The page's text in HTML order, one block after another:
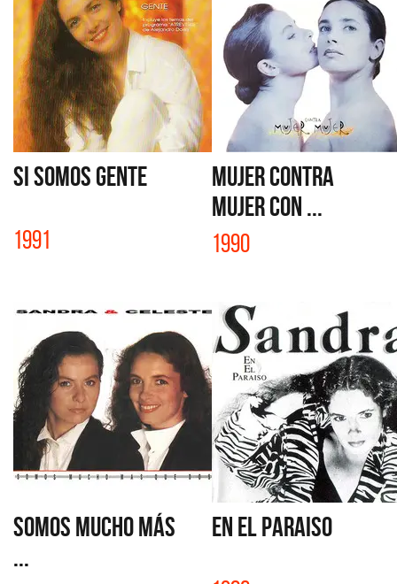
SI SOMOS GENTE
1991
MUJER CONTRA
MUJER con ...
1990
SOMOS MUCHO MÁS
...
EN EL PARAISO